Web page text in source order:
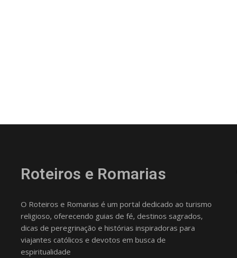
Roteiros e Romarias
O Roteiros e Romarias é um portal dedicado ao turismo
religioso, oferecendo guias de fé, destinos sagrados,
dicas de peregrinação e histórias inspiradoras para
viajantes católicos e devotos em busca de
espiritualidade